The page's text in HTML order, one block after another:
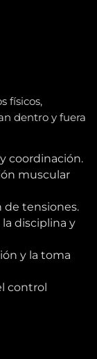
físicos,
dentro y fuera
coordinación.
muscular
de tensiones.
disciplina y
y la toma
control